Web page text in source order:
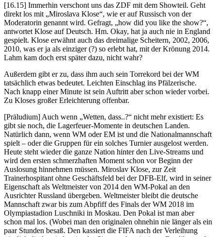
[16.15] Immerhin verschont uns das ZDF mit dem Showteil. Geht
direkt los mit „Miroslava Klose“, wie er auf Russisch von der
Moderatorin genannt wird. Gefragt, „how did you like the show?“,
antwortet Klose auf Deutsch. Hm. Okay, hat ja auch nie in England
gespielt. Klose erwähnt auch das dreimalige Scheitern, 2002, 2006,
2010, was er ja als einziger (?) so erlebt hat, mit der Krönung 2014.
Lahm kam doch erst später dazu, nicht wahr?
Außerdem gibt er zu, dass ihm auch sein Torrekord bei der WM
tatsächlich etwas bedeutet. Leichten Einschlag ins Pfälzerische.
Nach knapp einer Minute ist sein Auftritt aber schon wieder vorbei.
Zu Kloses großer Erleichterung offenbar.
[Präludium] Auch wenn „Wetten, dass..?“ nicht mehr existiert: Es
gibt sie noch, die Lagerfeuer-Momente in deutschen Landen.
Natürlich dann, wenn WM oder EM ist und die Nationalmannschaft
spielt – oder die Gruppen für ein solches Turnier ausgelost werden.
Heute steht wieder die ganze Nation hinter den Live-Streams und
wird den ersten schmerzhaften Moment schon vor Beginn der
Auslosung hinnehmen müssen. Miroslav Klose, zur Zeit
Trainerhospitant ohne Geschäftsfeld bei der DFB-Elf, wird in seiner
Eigenschaft als Weltmeister von 2014 den WM-Pokal an den
Ausrichter Russland übergeben. Weltmeister bleibt die deutsche
Mannschaft zwar bis zum Abpfiff des Finals der WM 2018 im
Olympiastadion Luschniki in Moskau. Den Pokal ist man aber
schon mal los. (Wobei man den originalen ohnehin nie länger als ein
paar Stunden besaß. Den kassiert die FIFA nach der Verleihung